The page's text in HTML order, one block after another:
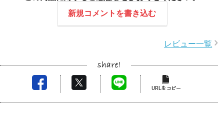
新規コメントを書き込む
レビュー一覧